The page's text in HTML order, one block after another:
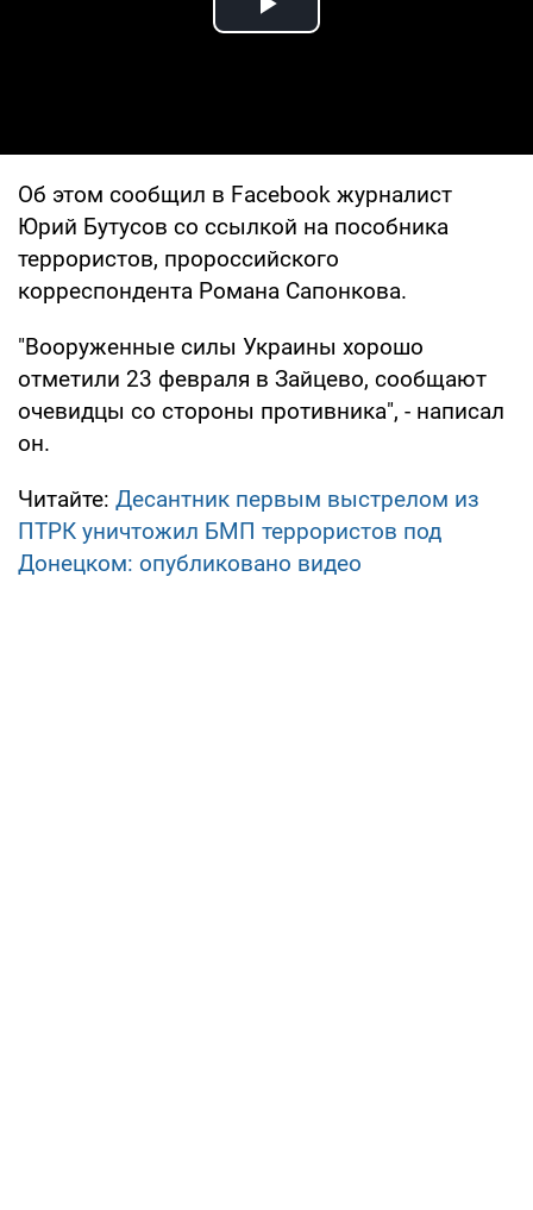
Play Video
Об этом сообщил в Facebook журналист
Юрий Бутусов со ссылкой на пособника
террористов, пророссийского
корреспондента Романа Сапонкова.
"Вооруженные силы Украины хорошо
отметили 23 февраля в Зайцево, сообщают
очевидцы со стороны противника", - написал
он.
Читайте: Десантник первым выстрелом из
ПТРК уничтожил БМП террористов под
Донецком: опубликовано видео